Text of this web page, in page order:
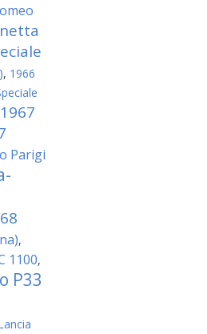
, 1966
1967
Parigi
,
1100,
P33